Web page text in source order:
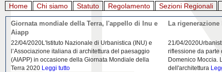
Home Chi siamo Statuto Regolamento Sezioni Regionali
Giornata mondiale della Terra, l'appello di Inu e
Aiapp
22/04/2020L'Istituto Nazionale di Urbanistica (INU) e
l’Associazione italiana di architettura del paesaggio
(AIAPP) in occasione della Giornata Mondiale della
Terra 2020 Leggi tutto
La
21/04/
riflessione da parte
Domenico Moccia.
dell'architettura